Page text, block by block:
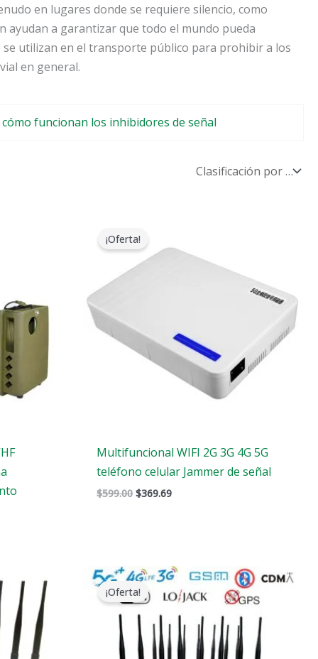
en lugares donde se requiere silencio, como
ayudan a garantizar que todo el mundo pueda
utilizan en el transporte público para prohibir a los
en general.
cómo funcionan los inhibidores de señal
¡Oferta!
Multifuncional WIFI 2G 3G 4G 5G
teléfono celular Jammer de señal
$599.00
original
era:
$599.00.
$369.69
¡Oferta!
El
precio
original
$1,899.00.
El
precio
actual
$1,166.99.